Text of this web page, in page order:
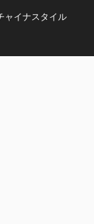
ャイナスタイル